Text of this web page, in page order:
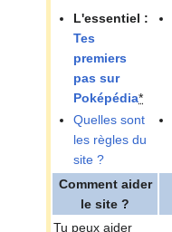
L'essentiel :
Tes
premiers
pas sur
Poképédia*
Quelles sont
les règles du
site ?
Comment aider
le site ?
Tu peux aider